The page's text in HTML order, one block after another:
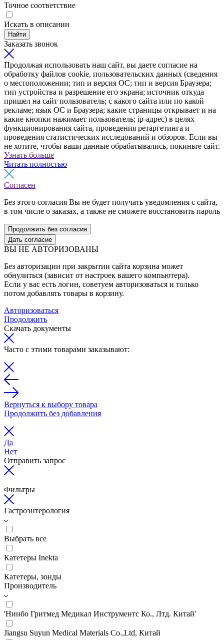
Точное соответствие
Искать в описании
Найти
Заказать звонок
Продолжая использовать наш сайт, вы даете согласие на
обработку файлов cookie, пользовательских данных (сведения
о местоположении; тип и версия ОС; тип и версия Браузера;
тип устройства и разрешение его экрана; источник откуда
пришел на сайт пользователь; с какого сайта или по какой
рекламе; язык ОС и Браузера; какие страницы открывает и на
какие кнопки нажимает пользователь; ip-адрес) в целях
функционирования сайта, проведения ретаргетинга и
проведения статистических исследований и обзоров. Если вы
не хотите, чтобы ваши данные обрабатывались, покиньте сайт.
Узнать больше
Читать полностью
Согласен
Без этого согласия Вы не будет получать уведомления с сайта,
в том числе о заказах, а также не сможете восстановить пароль
Продолжить без согласия
Дать согласие
ВЫ НЕ АВТОРИЗОВАНЫ
Без авторизации при закрытии сайта корзина может
обнулиться (зависит от настроек вашего компьютера).
Если у вас есть логин, советуем авторизоваться и только
потом добавлять товары в корзину.
Авторизоваться
Продолжить
Скачать документы
Часто с этими товарами заказывают:
Вернуться к выбору товара
Продолжить без добавления
Да
Нет
Отправить запрос
Фильтры
Гастроэнтерология
Выбрать все
Катетеры Inekta
Катетеры, зонды
Производитель
'Нинбо Гритмед Медикал Инструментс Ко., Лтд. Китай'
Jiangsu Suyun Medical Materials Co.,Ltd, Китай